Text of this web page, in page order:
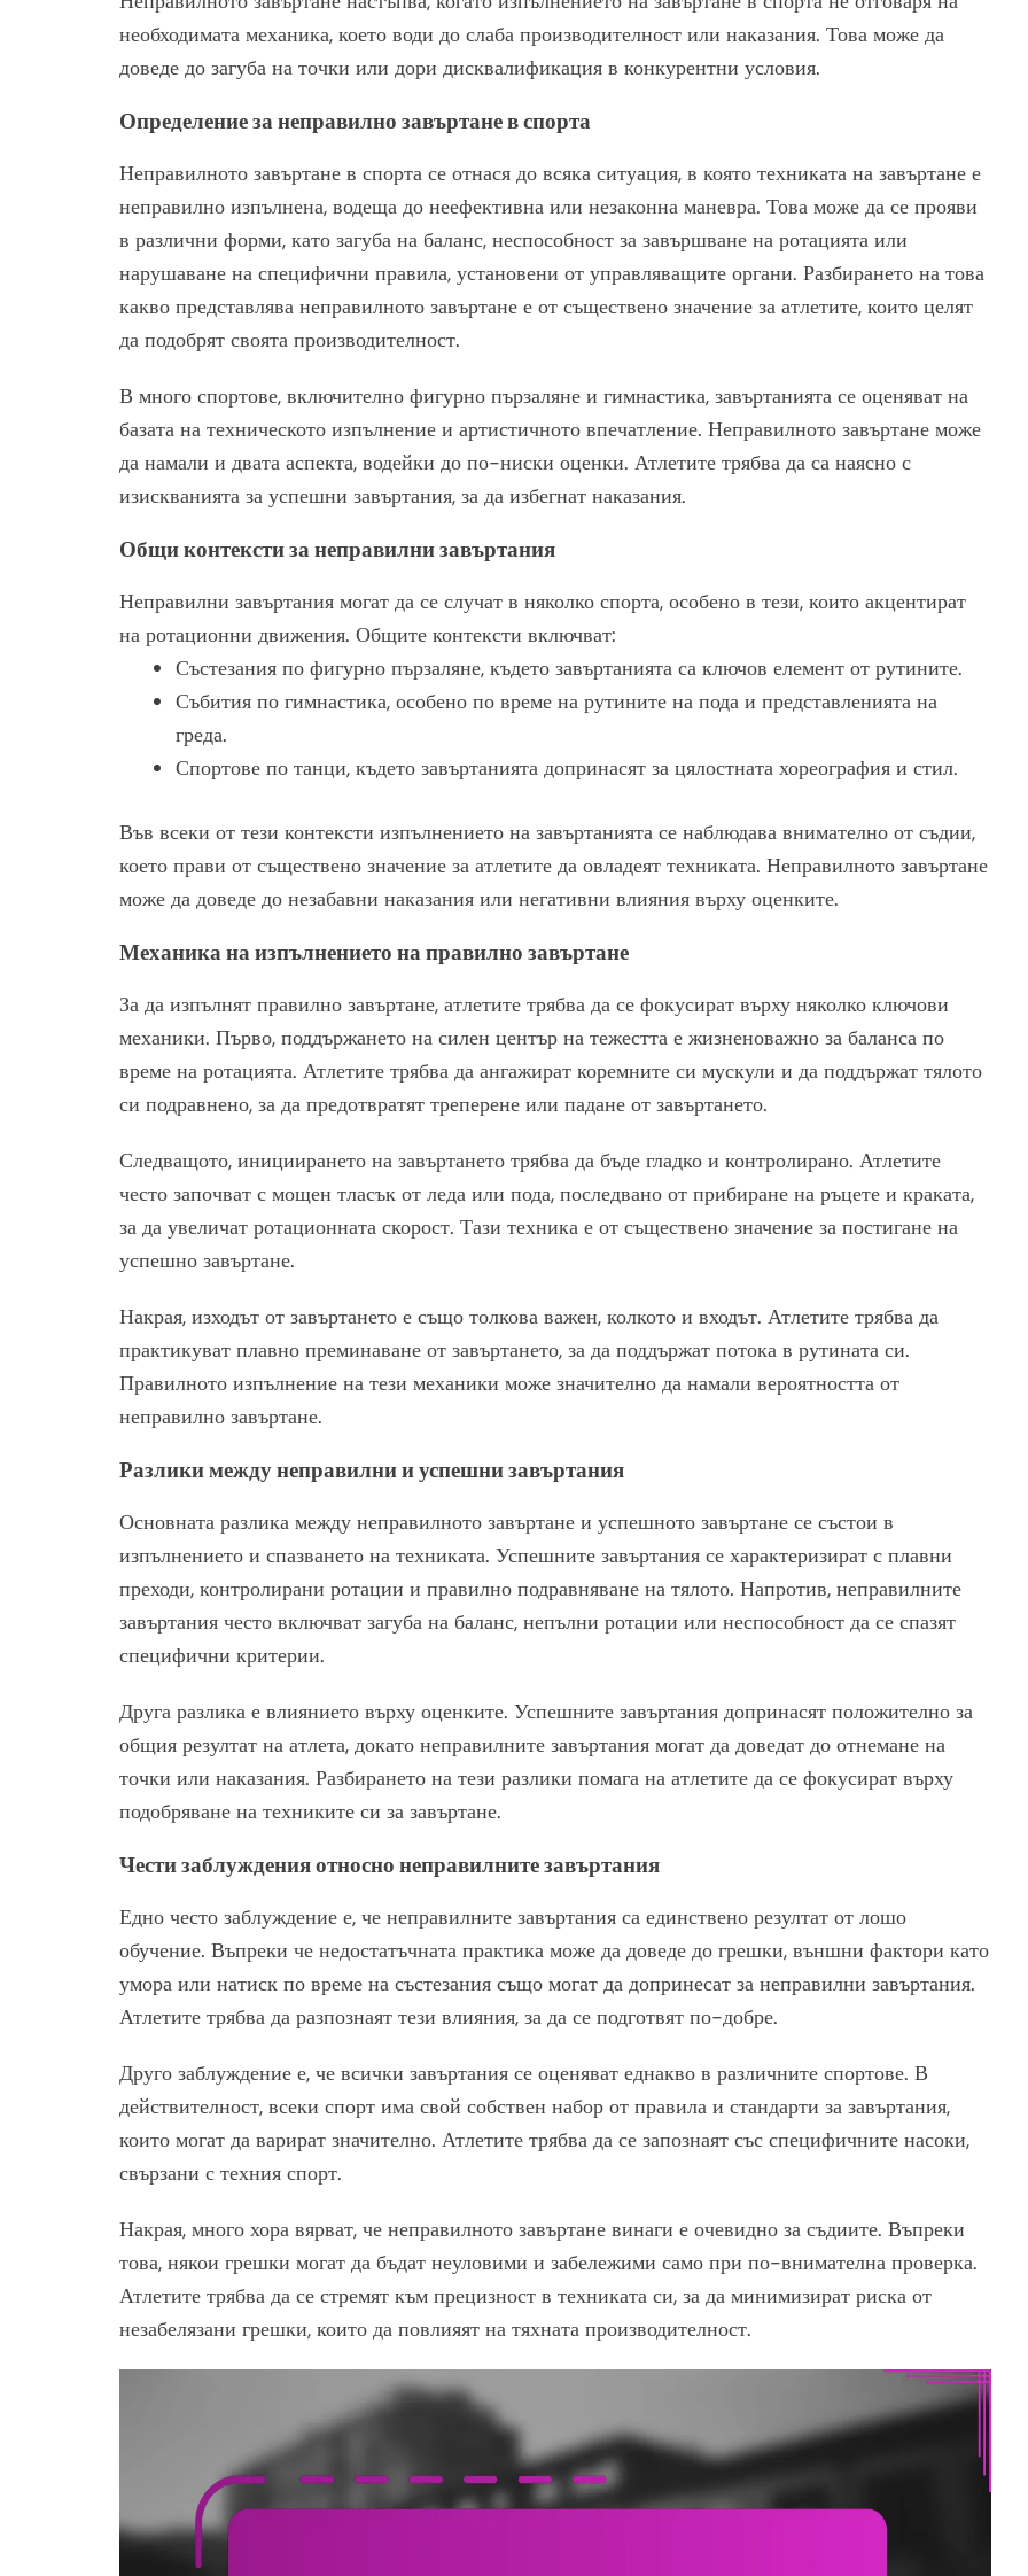
необходимата механика, което води до слаба производителност или наказания. Това може да
доведе до загуба на точки или дори дисквалификация в конкурентни условия.
Определение за неправилно завъртане в спорта
Неправилното завъртане в спорта се отнася до всяка ситуация, в която техниката на завъртане е
неправилно изпълнена, водеща до неефективна или незаконна маневра. Това може да се прояви
в различни форми, като загуба на баланс, неспособност за завършване на ротацията или
нарушаване на специфични правила, установени от управляващите органи. Разбирането на това
какво представлява неправилното завъртане е от съществено значение за атлетите, които целят
да подобрят своята производителност.
В много спортове, включително фигурно пързаляне и гимнастика, завъртанията се оценяват на
базата на техническото изпълнение и артистичното впечатление. Неправилното завъртане може
да намали и двата аспекта, водейки до по-ниски оценки. Атлетите трябва да са наясно с
изискванията за успешни завъртания, за да избегнат наказания.
Общи контексти за неправилни завъртания
Неправилни завъртания могат да се случат в няколко спорта, особено в тези, които акцентират
на ротационни движения. Общите контексти включват:
Състезания по фигурно пързаляне, където завъртанията са ключов елемент от рутините.
Събития по гимнастика, особено по време на рутините на пода и представленията на
греда.
Спортове по танци, където завъртанията допринасят за цялостната хореография и стил.
Във всеки от тези контексти изпълнението на завъртанията се наблюдава внимателно от съдии,
което прави от съществено значение за атлетите да овладеят техниката. Неправилното завъртане
може да доведе до незабавни наказания или негативни влияния върху оценките.
Механика на изпълнението на правилно завъртане
За да изпълнят правилно завъртане, атлетите трябва да се фокусират върху няколко ключови
механики. Първо, поддържането на силен център на тежестта е жизненоважно за баланса по
време на ротацията. Атлетите трябва да ангажират коремните си мускули и да поддържат тялото
си подравнено, за да предотвратят треперене или падане от завъртането.
Следващото, инициирането на завъртането трябва да бъде гладко и контролирано. Атлетите
често започват с мощен тласък от леда или пода, последвано от прибиране на ръцете и краката,
за да увеличат ротационната скорост. Тази техника е от съществено значение за постигане на
успешно завъртане.
Накрая, изходът от завъртането е също толкова важен, колкото и входът. Атлетите трябва да
практикуват плавно преминаване от завъртането, за да поддържат потока в рутината си.
Правилното изпълнение на тези механики може значително да намали вероятността от
неправилно завъртане.
Разлики между неправилни и успешни завъртания
Основната разлика между неправилното завъртане и успешното завъртане се състои в
изпълнението и спазването на техниката. Успешните завъртания се характеризират с плавни
преходи, контролирани ротации и правилно подравняване на тялото. Напротив, неправилните
завъртания често включват загуба на баланс, непълни ротации или неспособност да се спазят
специфични критерии.
Друга разлика е влиянието върху оценките. Успешните завъртания допринасят положително за
общия резултат на атлета, докато неправилните завъртания могат да доведат до отнемане на
точки или наказания. Разбирането на тези разлики помага на атлетите да се фокусират върху
подобряване на техниките си за завъртане.
Чести заблуждения относно неправилните завъртания
Едно често заблуждение е, че неправилните завъртания са единствено резултат от лошо
обучение. Въпреки че недостатъчната практика може да доведе до грешки, външни фактори като
умора или натиск по време на състезания също могат да допринесат за неправилни завъртания.
Атлетите трябва да разпознаят тези влияния, за да се подготвят по-добре.
Друго заблуждение е, че всички завъртания се оценяват еднакво в различните спортове. В
действителност, всеки спорт има свой собствен набор от правила и стандарти за завъртания,
които могат да варират значително. Атлетите трябва да се запознаят със специфичните насоки,
свързани с техния спорт.
Накрая, много хора вярват, че неправилното завъртане винаги е очевидно за съдиите. Въпреки
това, някои грешки могат да бъдат неуловими и забележими само при по-внимателна проверка.
Атлетите трябва да се стремят към прецизност в техниката си, за да минимизират риска от
незабелязани грешки, които да повлияят на тяхната производителност.